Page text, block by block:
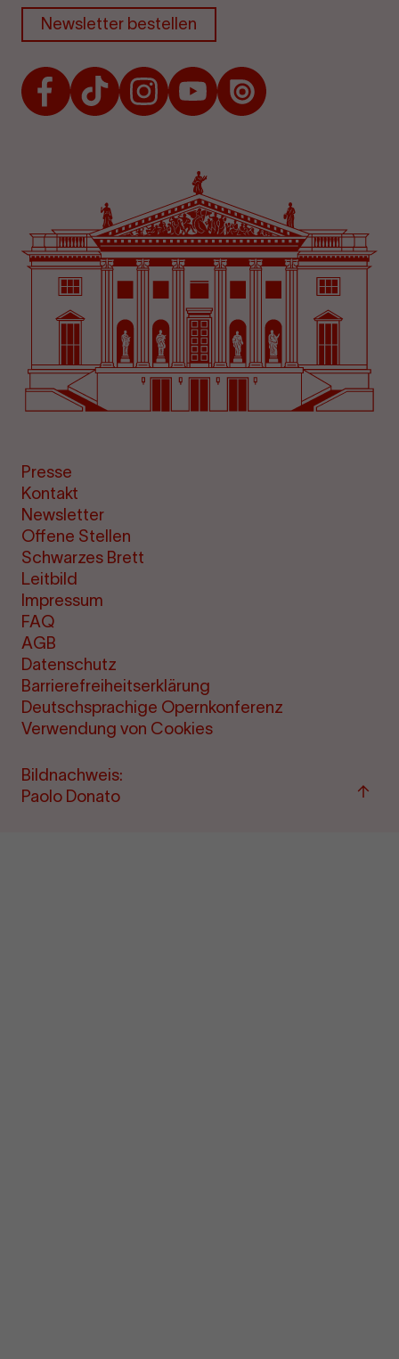
Newsletter bestellen
FacebookTikTokInstagramYoutubeIssuu
Presse
Kontakt
Newsletter
Offene Stellen
Schwarzes Brett
Leitbild
Impressum
FAQ
AGB
Datenschutz
Barrierefreiheitserklärung
Deutschsprachige Opernkonferenz
Verwendung von Cookies
Bildnachweis:
Paolo Donato
Zum